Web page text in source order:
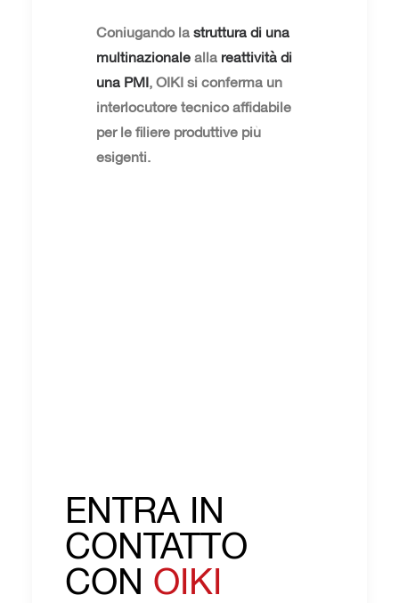
Coniugando la struttura di una
multinazionale alla reattività di
una PMI, OIKI si conferma un
interlocutore tecnico affidabile
per le filiere produttive più
esigenti.
ENTRA IN
CONTATTO
CON OIKI